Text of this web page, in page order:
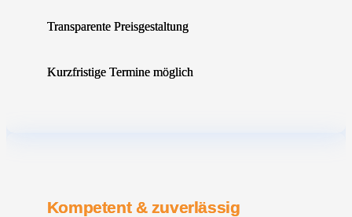
Transparente Preisgestaltung
Kurzfristige Termine möglich
Kompetent & zuverlässig